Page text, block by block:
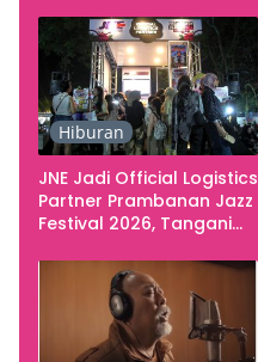
Hiburan
JNE Jadi Official Logistics
Partner Prambanan Jazz
Festival 2026, Tangani
Kebutuhan Konser